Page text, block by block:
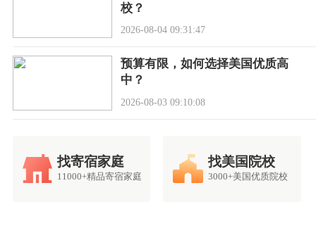
校？
2026-08-04 09:31:47
预算有限，如何选择美国优质高
中？
2026-08-03 09:10:08
找寄宿家庭
11000+精品寄宿家庭
找美国院校
3000+美国优质院校